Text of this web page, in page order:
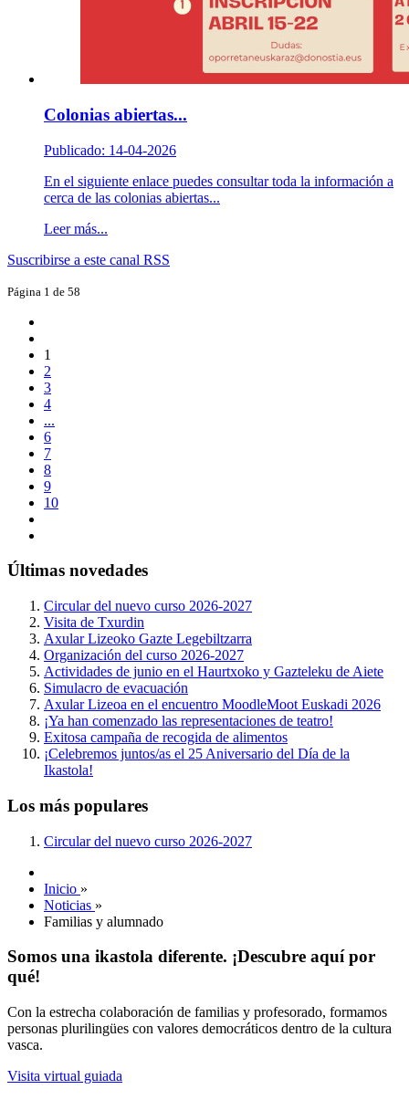
Colonias abiertas...
Publicado: 14-04-2026
En el siguiente enlace puedes consultar toda la información a
cerca de las colonias abiertas...
Leer más...
Suscribirse a este canal RSS
Página 1 de 58
1
2
3
4
...
6
7
8
9
10
Últimas novedades
Circular del nuevo curso 2026-2027
Visita de Txurdin
Axular Lizeoko Gazte Legebiltzarra
Organización del curso 2026-2027
Actividades de junio en el Haurtxoko y Gazteleku de Aiete
Simulacro de evacuación
Axular Lizeoa en el encuentro MoodleMoot Euskadi 2026
¡Ya han comenzado las representaciones de teatro!
Exitosa campaña de recogida de alimentos
¡Celebremos juntos/as el 25 Aniversario del Día de la
Ikastola!
Los más populares
Circular del nuevo curso 2026-2027
Inicio »
Noticias »
Familias y alumnado
Somos una ikastola diferente. ¡Descubre aquí por
qué!
Con la estrecha colaboración de familias y profesorado, formamos
personas plurilingües con valores democráticos dentro de la cultura
vasca.
Visita virtual guiada